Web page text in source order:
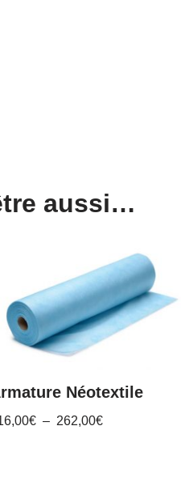
aussi…
Néotextile
€ – 262,00€